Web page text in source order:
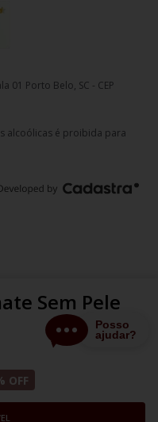
Sem Pele
OFF
01 Porto Belo, SC - CEP
alcoólicas é proibida para